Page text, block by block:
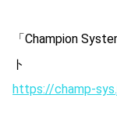
「Champion
ト
https://champ-